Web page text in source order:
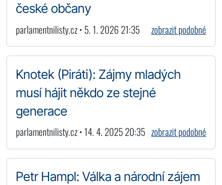
české občany
parlamentnilisty.cz • 5. 1. 2026 21:35 zobrazit podobné
Knotek (Piráti): Zájmy mladých
musí hájit někdo ze stejné
generace
parlamentnilisty.cz • 14. 4. 2025 20:35 zobrazit podobné
Petr Hampl: Válka a národní zájem